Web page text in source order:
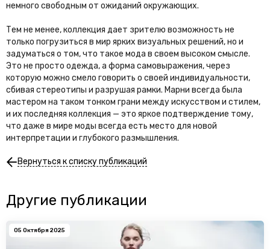
немного свободным от ожиданий окружающих.
Тем не менее, коллекция дает зрителю возможность не
только погрузиться в мир ярких визуальных решений, но и
задуматься о том, что такое мода в своем высоком смысле.
Это не просто одежда, а форма самовыражения, через
которую можно смело говорить о своей индивидуальности,
сбивая стереотипы и разрушая рамки. Марни всегда была
мастером на таком тонком грани между искусством и стилем,
и их последняя коллекция — это яркое подтверждение тому,
что даже в мире моды всегда есть место для новой
интерпретации и глубокого размышления.
Вернуться к списку публикаций
Другие публикации
05 Октября 2025